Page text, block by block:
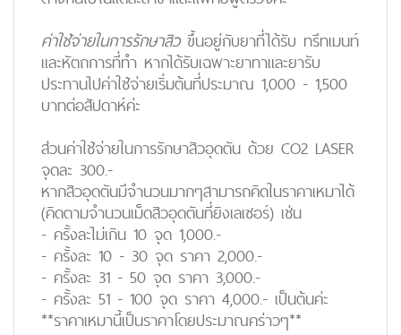
ค่าใช้จ่ายในการรักษาสิวขึ้นอยู่กับยาที่ได้รับ ทรีทเมนท์
และหัตถการที่ทำ หากได้รับเฉพาะยาทาและยารับ
ประทานไปค่าใช้จ่ายเริ่มต้นที่ประมาณ 1,000 - 1,500
บาทต่อสัปดาห์ค่ะ
ส่วนค่าใช้จ่ายในการรักษาสิวอุดตัน ด้วย CO2 LASER
จุดละ 300.-
หากสิวอุดตันมีจำนวนมากๆสามารถคิดในราคาเหมาได้
(คิดตามจำนวนเม็ดสิวอุดตันที่ยิงเลเซอร์) เช่น
- ครั้งละไม่เกิน 10 จุด 1,000.-
- ครั้งละ 10 - 30 จุด ราคา 2,000.-
- ครั้งละ 31 - 50 จุด ราคา 3,000.-
- ครั้งละ 51 - 100 จุด ราคา 4,000.- เป็นต้นค่ะ
**ราคาเหมานี้เป็นราคาโดยประมาณคร่าวๆ**